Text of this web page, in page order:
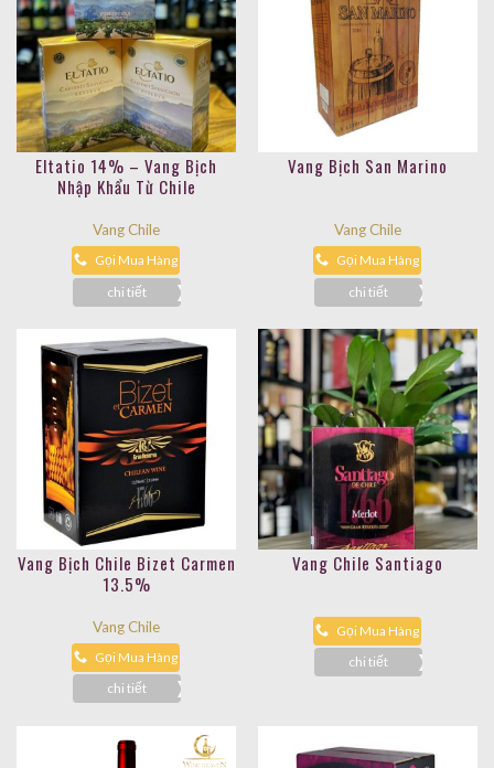
Eltatio 14% – Vang Bịch
Nhập Khẩu Từ Chile
Vang Chile
Gọi Mua Hàng
chi tiết
Vang Bịch San Marino
Vang Chile
Gọi Mua Hàng
chi tiết
Vang Bịch Chile Bizet Carmen
13.5%
Vang Chile
Gọi Mua Hàng
chi tiết
Vang Chile Santiago
Gọi Mua Hàng
chi tiết